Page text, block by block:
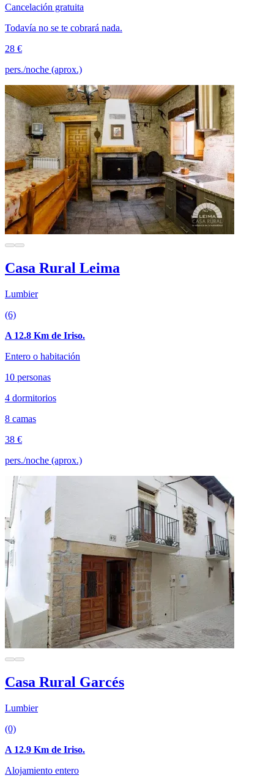
Cancelación gratuita
Todavía no se te cobrará nada.
28 €
pers./noche (aprox.)
Casa Rural Leima
Lumbier
(6)
A 12.8 Km de Iriso.
Entero o habitación
10 personas
4 dormitorios
8 camas
38 €
pers./noche (aprox.)
Casa Rural Garcés
Lumbier
(0)
A 12.9 Km de Iriso.
Alojamiento entero